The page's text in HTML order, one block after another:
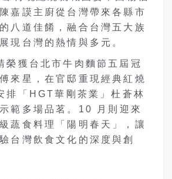
嘉謨主廚從台灣帶來各縣市
八道佳餚，融合台灣五大族
現台灣的熱情與多元。
榮獲台北市牛肉麵節五屆冠
來星，在官邸重現經典紅燒
排「HGT華剛茶業」杜蒼林
範多場品茗。10 月則迎來
蔬食料理「陽明春天」，讓
台灣飲食文化的深度與創